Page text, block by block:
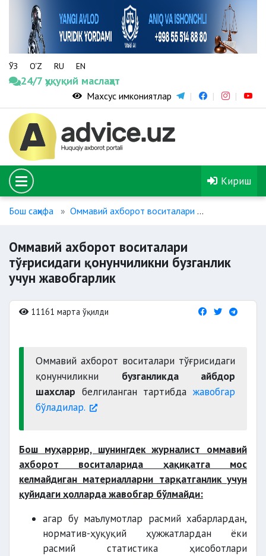
ЎЗ O‘Z RU EN
24/7 ҳуқуқий маслаҳат
Махсус имкониятлар
Кириш
Бош саҳифа Оммавий ахборот воситалари
Оммавий ахборот воситалари
тўғрисидаги қонунчиликни бузганлик
учун жавобгарлик
11161 марта ўқилди
Оммавий ахборот воситалари тўғрисидаги
қонунчиликни бузганликда айбдор
шахслар белгиланган тартибда жавобгар
бўладилар.
Бош муҳаррир, шунингдек журналист оммавий
ахборот воситаларида ҳақиқатга мос
келмайдиган материалларни тарқатганлик учун
қуйидаги ҳолларда жавобгар бўлмайди:
агар бу маълумотлар расмий хабарлардан,
норматив-ҳуқуқий ҳужжатлардан ёки
расмий статистика ҳисоботлари